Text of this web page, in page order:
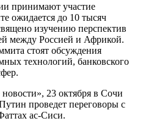
принимают участие
ожидается до 10 тысяч
изучению перспектив
между Россией и Африкой.
стоят обсуждения
технологий, банковского
23 октября в Сочи
проведет переговоры с
ас-Сиси.